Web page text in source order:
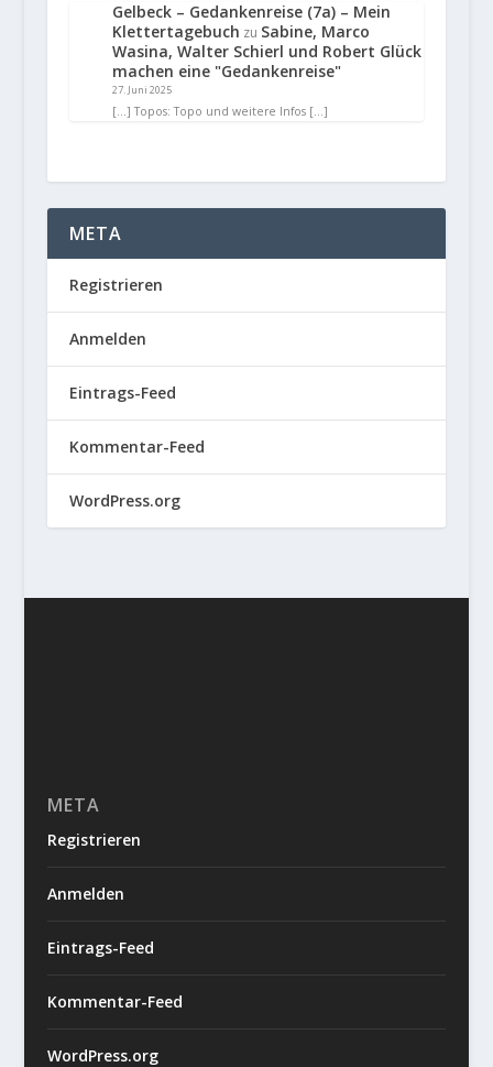
Gelbeck – Gedankenreise (7a) – Mein
Klettertagebuch zu Sabine, Marco
Wasina, Walter Schierl und Robert Glück
machen eine "Gedankenreise"
27. Juni 2025
[…] Topos: Topo und weitere Infos […]
META
Registrieren
Anmelden
Eintrags-Feed
Kommentar-Feed
WordPress.org
META
Registrieren
Anmelden
Eintrags-Feed
Kommentar-Feed
WordPress.org